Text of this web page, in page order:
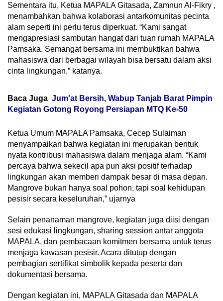
Sementara itu, Ketua MAPALA Gitasada, Zamnun Al-Fikry ,
menambahkan bahwa kolaborasi antarkomunitas pecinta
alam seperti ini perlu terus diperkuat. “Kami sangat
mengapresiasi sambutan hangat dari tuan rumah MAPALA
Pamsaka. Semangat bersama ini membuktikan bahwa
mahasiswa dari berbagai wilayah bisa bersatu dalam aksi
cinta lingkungan,” katanya.
Baca Juga Jum'at Bersih, Wabup Tanjab Barat Pimpin
Kegiatan Gotong Royong Persiapan MTQ Ke-50
Ketua Umum MAPALA Pamsaka, Cecep Sulaiman
menyampaikan bahwa kegiatan ini merupakan bentuk
nyata kontribusi mahasiswa dalam menjaga alam. “Kami
percaya bahwa sekecil apa pun aksi positif terhadap
lingkungan akan memberi dampak besar di masa depan.
Mangrove bukan hanya soal pohon, tapi soal kehidupan
pesisir secara keseluruhan,” ujarnya
Selain penanaman mangrove, kegiatan juga diisi dengan
sesi edukasi lingkungan, sharing session antar anggota
MAPALA, dan pembacaan komitmen bersama untuk terus
menjaga kawasan pesisir. Acara ditutup dengan
pembagian sertifikat simbolik kepada peserta dan
dokumentasi bersama.
Dengan kegiatan ini, MAPALA Gitasada dan MAPALA